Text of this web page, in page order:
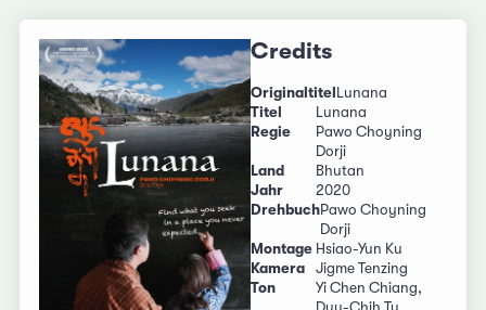
Credits
Originaltitel Lunana
Titel
Lunana
Regie
Pawo Choyning
Dorji
Land
Bhutan
Jahr
2020
DrehbuchPawo Choyning
Dorji
Montage Hsiao-Yun Ku
Kamera
Jigme Tenzing
Ton
Yi Chen Chiang,